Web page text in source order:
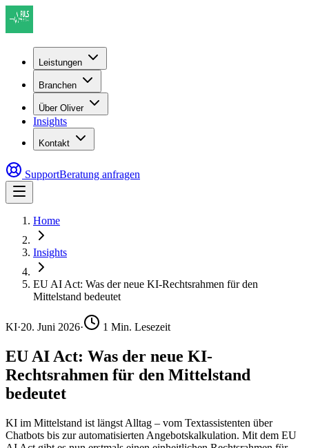
Leistungen
Branchen
Über Oliver
Insights
Kontakt
SupportBeratung anfragen
Home
Insights
EU AI Act: Was der neue KI-Rechtsrahmen für den
Mittelstand bedeutet
KI·20. Juni 2026· 1 Min. Lesezeit
EU AI Act: Was der neue KI-
Rechtsrahmen für den Mittelstand
bedeutet
KI im Mittelstand ist längst Alltag – vom Textassistenten über
Chatbots bis zur automatisierten Angebotskalkulation. Mit dem EU